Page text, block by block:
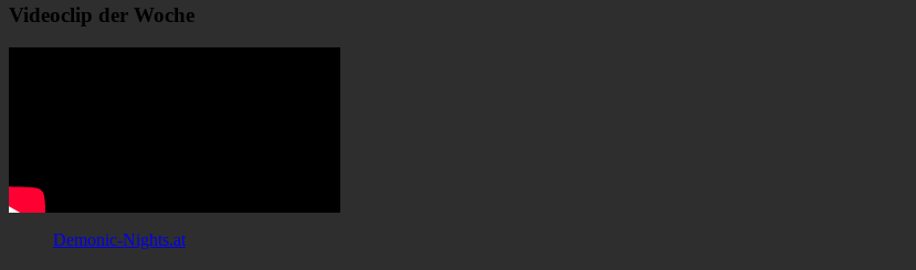
Videoclip der Woche
Demonic-Nights.at